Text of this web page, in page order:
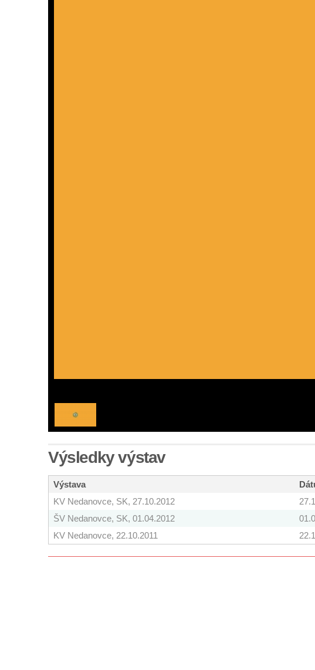
Výsledky výstav
Výstava
KV Nedanovce, SK, 27.10.2012
ŠV Nedanovce, SK, 01.04.2012
KV Nedanovce, 22.10.2011